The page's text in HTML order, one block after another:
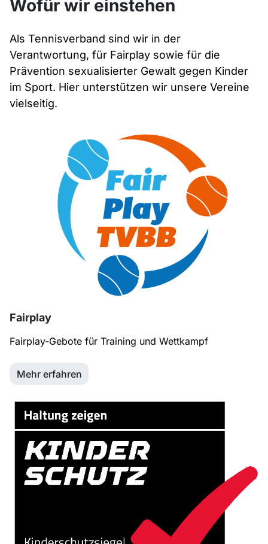
Wofür wir einstehen
Als Tennisverband sind wir in der
Verantwortung, für Fairplay sowie für die
Prävention sexualisierter Gewalt gegen Kinder
im Sport. Hier unterstützen wir unsere Vereine
vielseitig.
Fairplay
Fairplay-Gebote für Training und Wettkampf
Mehr erfahren